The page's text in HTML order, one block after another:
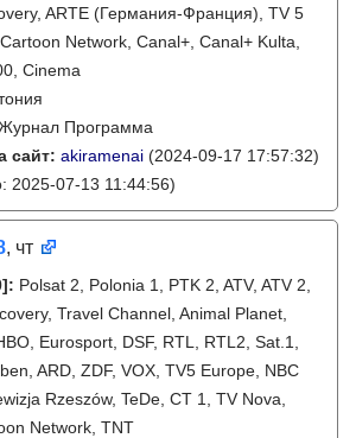
ARTE (Германия-Франция), TV 5
Network, Canal+, Canal+ Kulta,
Cinema
Программа
сайт: akiramenai (2024-09-17 17:57:32)
2025-07-13 11:44:56)
, чт
: Polsat 2, Polonia 1, PTK 2, ATV, ATV 2,
Travel Channel, Animal Planet,
Eurosport, DSF, RTL, RTL2, Sat.1,
ARD, ZDF, VOX, TV5 Europe, NBC
Rzeszów, TeDe, CT 1, TV Nova,
Network, TNT